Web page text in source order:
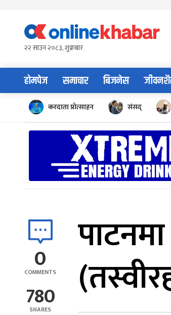
content२२ साउन २०८३, शुक्रबार
होमपेज समाचार बिजनेस
करदाता प्रोत्साहन संसद्
0
COMMENTS
780
SHARES